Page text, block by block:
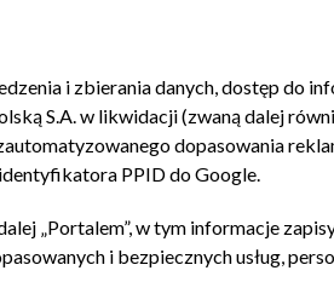
Biuro reklamy Kontakt
i zbierania danych, dostęp do
S.A. w likwidacji (zwaną dalej
dopasowania
PPID do Google.
„Portalem”, w tym informacje
i bezpiecznych usług,